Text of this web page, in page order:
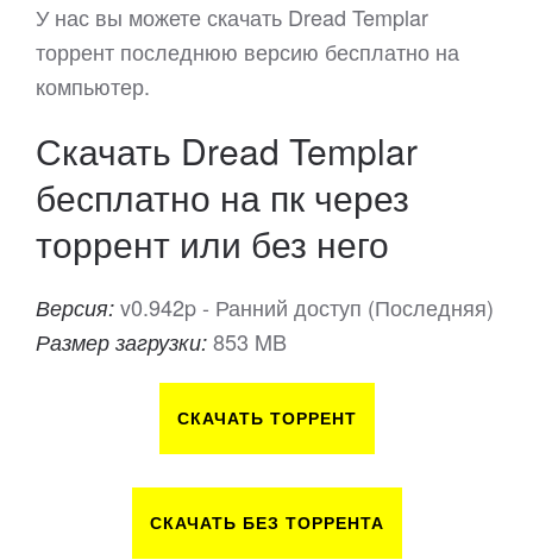
У нас вы можете скачать Dread Templar
торрент последнюю версию бесплатно на
компьютер.
Скачать Dread Templar
бесплатно на пк через
торрент или без него
Версия: v0.942p - Ранний доступ (Последняя)
Размер загрузки: 853 MB
СКАЧАТЬ ТОРРЕНТ
СКАЧАТЬ БЕЗ ТОРРЕНТА